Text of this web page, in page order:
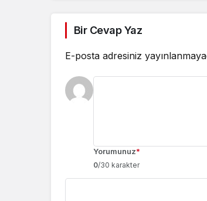
Bir Cevap Yaz
E-posta adresiniz
Yorumunuz*
0/30 karakter